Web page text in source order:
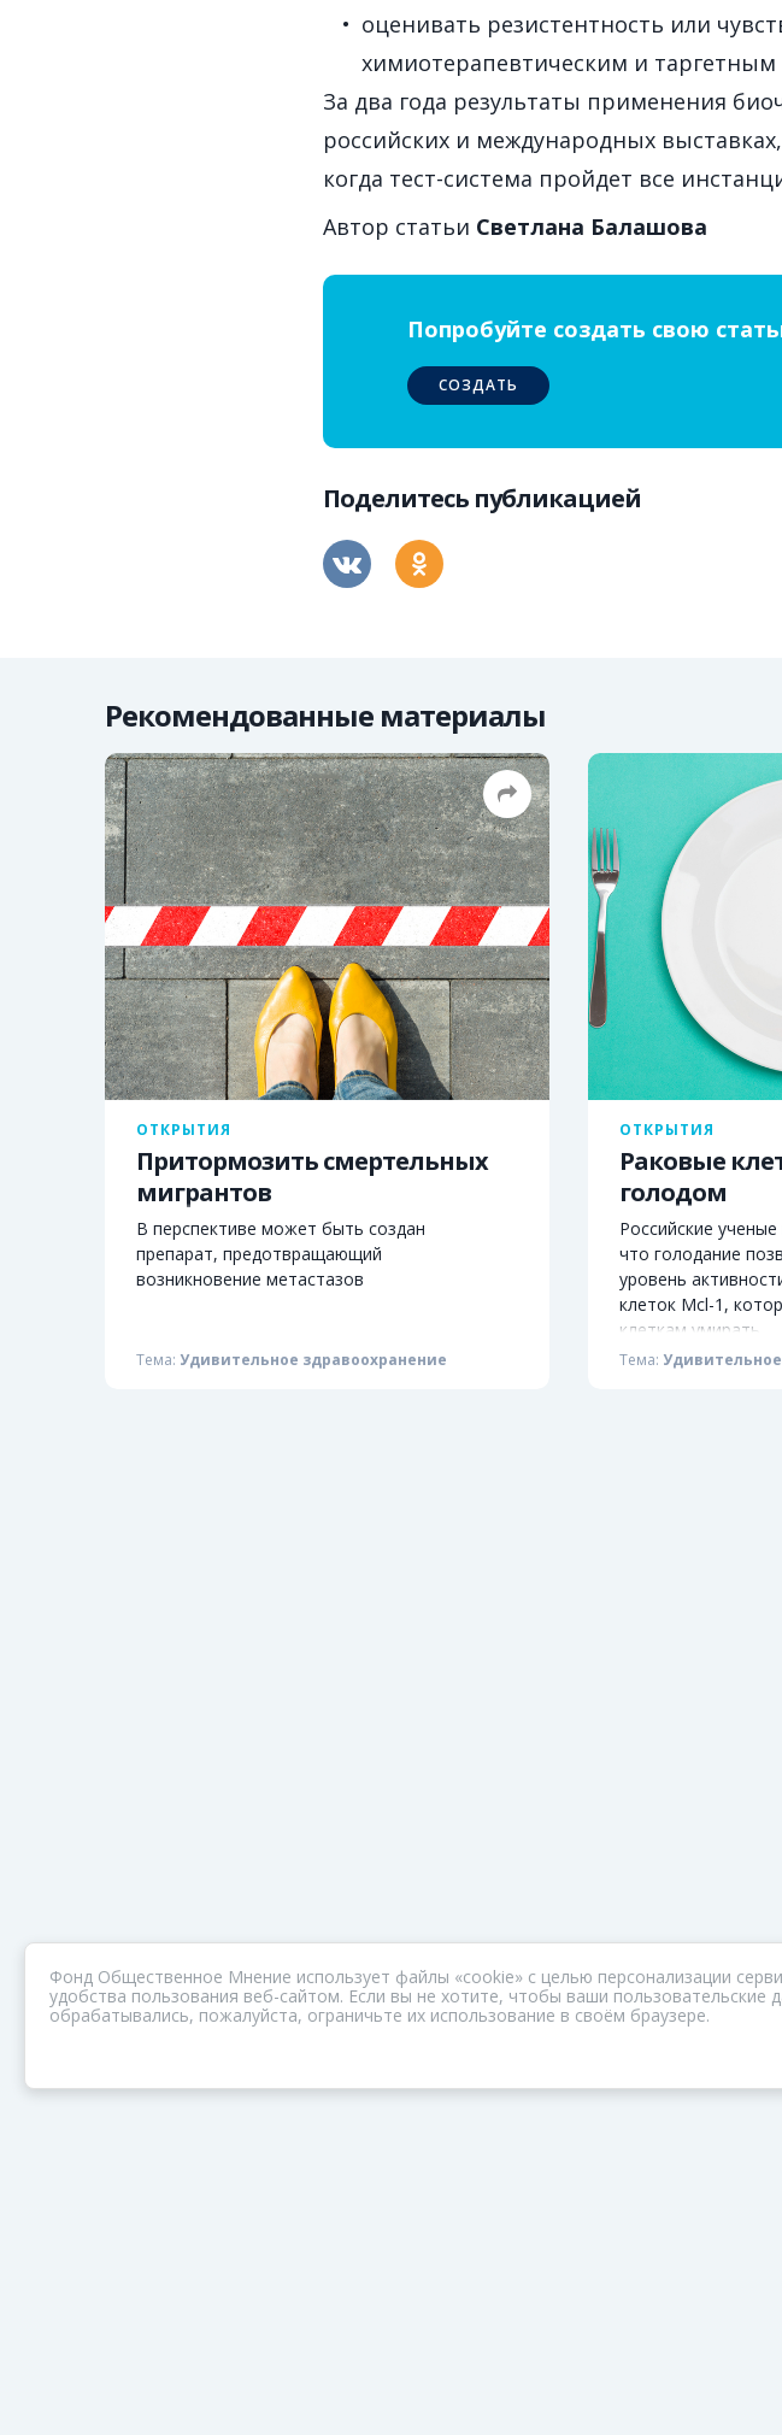
Фонд Общественное Мнение использует файлы «cookie» с целью персонализации
удобства пользования веб-сайтом. Если вы не хотите, чтобы ваши пользовательские
обрабатывались, пожалуйста, ограничьте их использование в своём браузере.
оценивать резистентность или
химиотерапевтическим и
За два года результаты применения
российских и международных
когда тест-система пройдет все
Автор статьи Светлана Балашова
Попробуйте создать свою
СОЗДАТЬ
Поделитесь публикацией
Рекомендованные материалы
ОТКРЫТИЯ
Притормозить смертельных
мигрантов
В перспективе может быть создан
препарат, предотвращающий
возникновение метастазов
Тема: Удивительное здравоохранение
ОТКРЫТИЯ
Раковые
голодом
Российские
что голодание
уровень
клеток Mcl-1,
клеткам умирать.
Тема: